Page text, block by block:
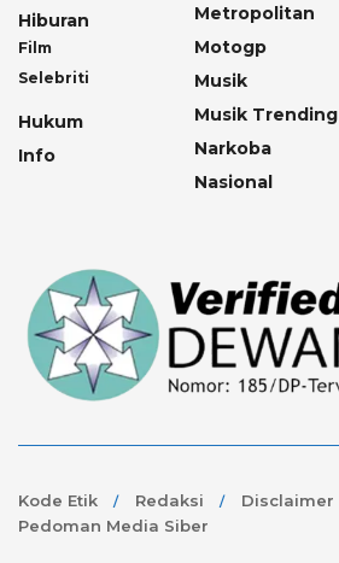
Hiburan
Film
Selebriti
Hukum
Info
Metropolitan
Motogp
Musik
Musik Trending
Narkoba
Nasional
Kode Etik Redaksi
Disclaimer
Pedoman Media Siber